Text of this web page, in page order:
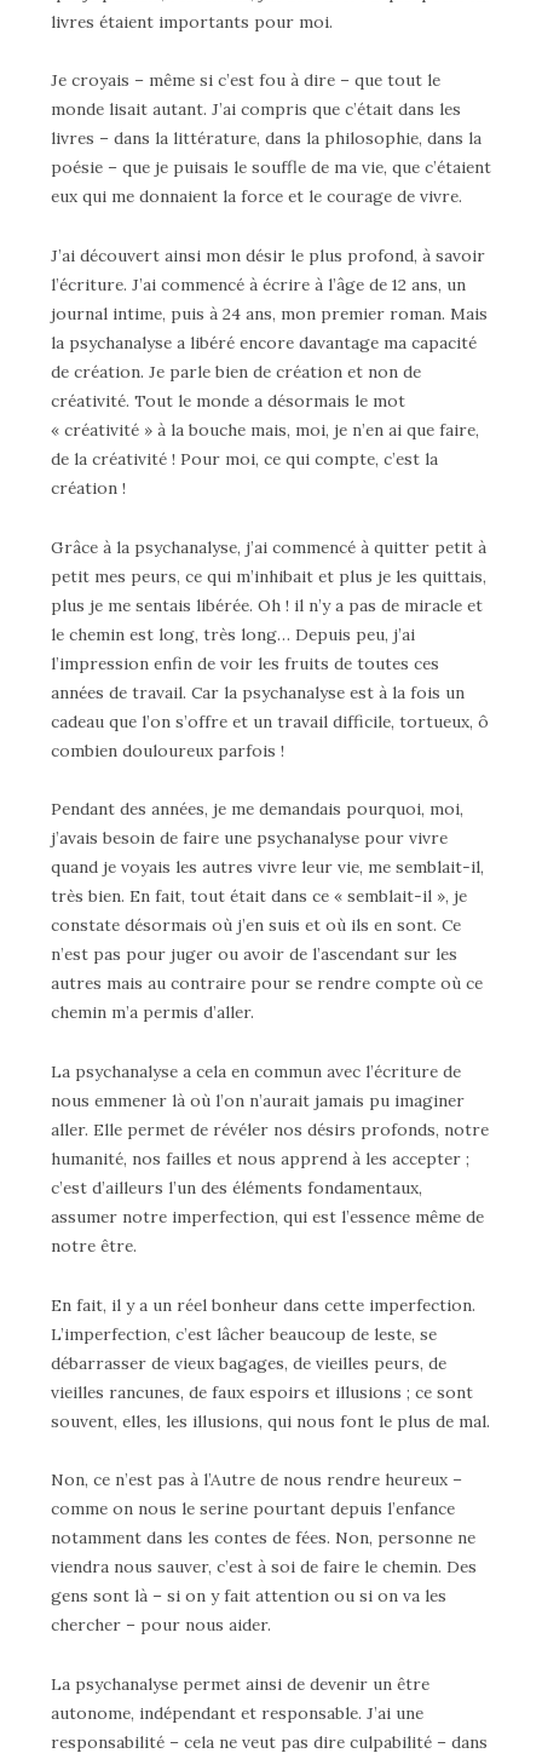
livres étaient importants pour moi.
Je croyais – même si c’est fou à dire – que tout le
monde lisait autant. J’ai compris que c’était dans les
livres – dans la littérature, dans la philosophie, dans la
poésie – que je puisais le souffle de ma vie, que c’étaient
eux qui me donnaient la force et le courage de vivre.
J’ai découvert ainsi mon désir le plus profond, à savoir
l’écriture. J’ai commencé à écrire à l’âge de 12 ans, un
journal intime, puis à 24 ans, mon premier roman. Mais
la psychanalyse a libéré encore davantage ma capacité
de création. Je parle bien de création et non de
créativité. Tout le monde a désormais le mot
« créativité » à la bouche mais, moi, je n’en ai que faire,
de la créativité ! Pour moi, ce qui compte, c’est la
création !
Grâce à la psychanalyse, j’ai commencé à quitter petit à
petit mes peurs, ce qui m’inhibait et plus je les quittais,
plus je me sentais libérée. Oh ! il n’y a pas de miracle et
le chemin est long, très long… Depuis peu, j’ai
l’impression enfin de voir les fruits de toutes ces
années de travail. Car la psychanalyse est à la fois un
cadeau que l’on s’offre et un travail difficile, tortueux, ô
combien douloureux parfois !
Pendant des années, je me demandais pourquoi, moi,
j’avais besoin de faire une psychanalyse pour vivre
quand je voyais les autres vivre leur vie, me semblait-il,
très bien. En fait, tout était dans ce « semblait-il », je
constate désormais où j’en suis et où ils en sont. Ce
n’est pas pour juger ou avoir de l’ascendant sur les
autres mais au contraire pour se rendre compte où ce
chemin m’a permis d’aller.
La psychanalyse a cela en commun avec l’écriture de
nous emmener là où l’on n’aurait jamais pu imaginer
aller. Elle permet de révéler nos désirs profonds, notre
humanité, nos failles et nous apprend à les accepter ;
c’est d’ailleurs l’un des éléments fondamentaux,
assumer notre imperfection, qui est l’essence même de
notre être.
En fait, il y a un réel bonheur dans cette imperfection.
L’imperfection, c’est lâcher beaucoup de leste, se
débarrasser de vieux bagages, de vieilles peurs, de
vieilles rancunes, de faux espoirs et illusions ; ce sont
souvent, elles, les illusions, qui nous font le plus de mal.
Non, ce n’est pas à l’Autre de nous rendre heureux –
comme on nous le serine pourtant depuis l’enfance
notamment dans les contes de fées. Non, personne ne
viendra nous sauver, c’est à soi de faire le chemin. Des
gens sont là – si on y fait attention ou si on va les
chercher – pour nous aider.
La psychanalyse permet ainsi de devenir un être
autonome, indépendant et responsable. J’ai une
responsabilité – cela ne veut pas dire culpabilité – dans